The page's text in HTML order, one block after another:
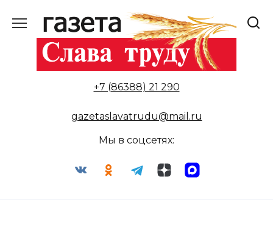
содержанию
+7 (86388) 21 290
gazetaslavatrudu@mail.ru
Мы в соцсетях: